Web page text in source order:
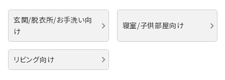
玄関/脱衣所/お手洗い向
け
寝室/子供部屋向け
リビング向け